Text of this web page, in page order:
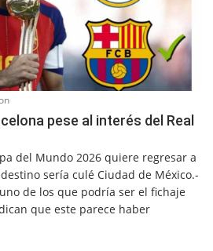
pese al interés del Real
del Mundo 2026 quiere regresar a
sería culé Ciudad de México.-
de los que podría ser el fichaje
que este parece haber